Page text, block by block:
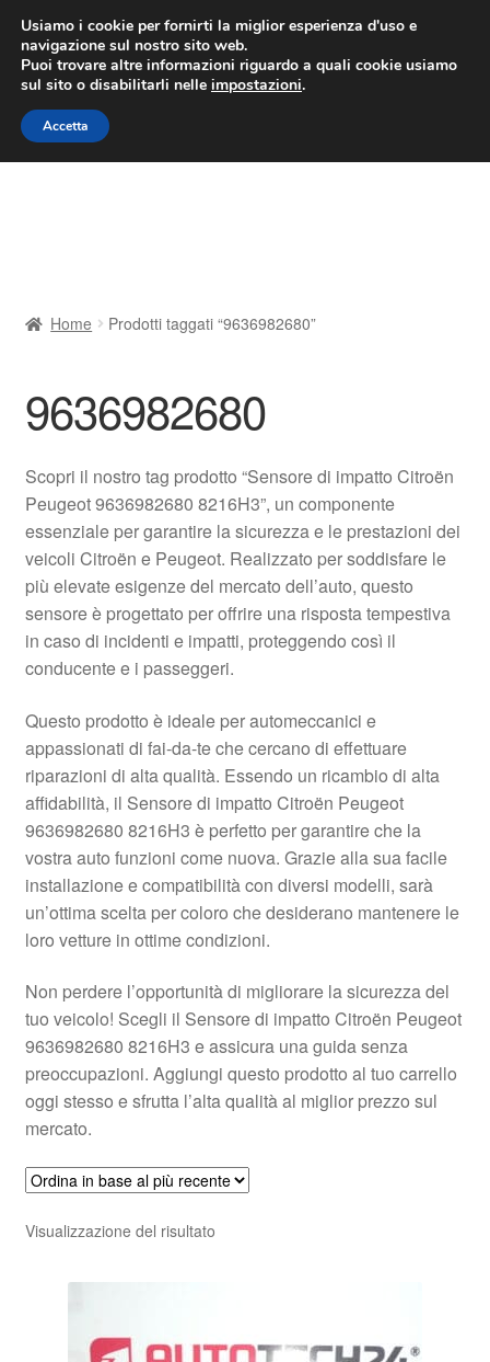
CONSEGNA da 7 EUR
Lun-Ven 9:00 - 16:00/800 580 290
Vai
alla
navigazione
Vai
al
contenuto
Contatto
Il mio account
Pagamenti
Politica sulla riservatezza
Procedura di Reclamo
Rimostranza
Spedizione in tutto il mondo
Termini e condizioni
Home Prodotti taggati “9636982680”
9636982680
Scopri il nostro tag prodotto “Sensore di impatto Citroën
Peugeot 9636982680 8216H3”, un componente
essenziale per garantire la sicurezza e le prestazioni dei
veicoli Citroën e Peugeot. Realizzato per soddisfare le
più elevate esigenze del mercato dell’auto, questo
sensore è progettato per offrire una risposta tempestiva
in caso di incidenti e impatti, proteggendo così il
conducente e i passeggeri.
Questo prodotto è ideale per automeccanici e
appassionati di fai-da-te che cercano di effettuare
riparazioni di alta qualità. Essendo un ricambio di alta
affidabilità, il Sensore di impatto Citroën Peugeot
9636982680 8216H3 è perfetto per garantire che la
vostra auto funzioni come nuova. Grazie alla sua facile
installazione e compatibilità con diversi modelli, sarà
un’ottima scelta per coloro che desiderano mantenere le
loro vetture in ottime condizioni.
Non perdere l’opportunità di migliorare la sicurezza del
tuo veicolo! Scegli il Sensore di impatto Citroën Peugeot
9636982680 8216H3 e assicura una guida senza
preoccupazioni. Aggiungi questo prodotto al tuo carrello
oggi stesso e sfrutta l’alta qualità al miglior prezzo sul
mercato.
Visualizzazione del risultato
Usiamo i cookie per fornirti la miglior esperienza d'uso e
navigazione sul nostro sito web.
Puoi trovare altre informazioni riguardo a quali cookie usiamo
sul sito o disabilitarli nelle impostazioni.
Accetta